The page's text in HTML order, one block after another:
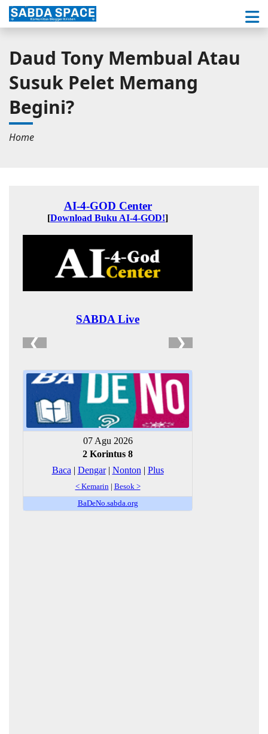
Daud Tony Membual Atau
Susuk Pelet Memang
Begini?
Home